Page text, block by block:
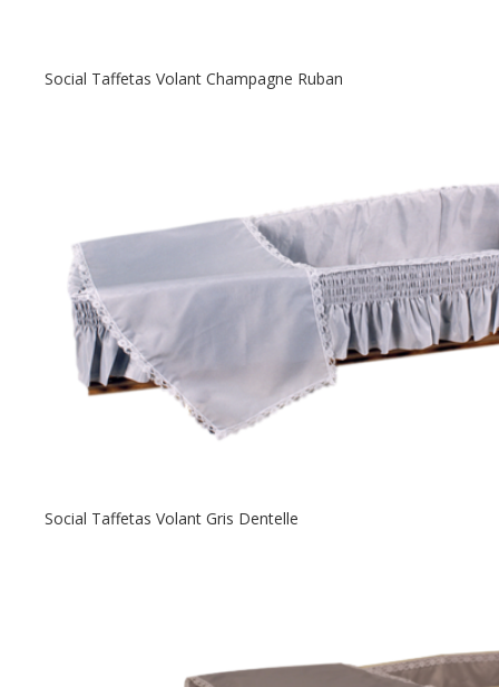
Social Taffetas Volant Champagne Ruban
Social Taffetas Volant Gris Dentelle